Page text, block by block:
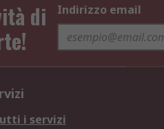
di
Indirizzo email
i servizi